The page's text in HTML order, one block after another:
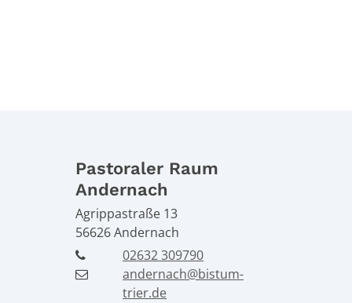
Pastoraler Raum
Andernach
Agrippastraße 13
56626Andernach
02632 309790
andernach@bistum-
trier.de